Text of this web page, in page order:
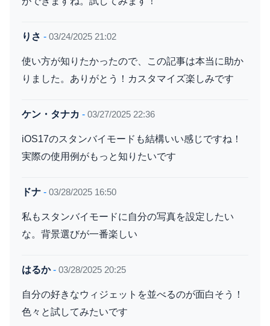
りさ - 03/24/2025 21:02
使い方が知りたかったので、この記事は本当に助か
りました。ありがとう！カスタマイズ楽しみです
ケン・タナカ - 03/27/2025 22:36
iOS17のスタンバイモードも結構いい感じですね！
実際の使用例がもっと知りたいです
ドナ - 03/28/2025 16:50
私もスタンバイモードに自分の写真を設定したい
な。背景選びが一番楽しい
はるか- 03/28/2025 20:25
自分の好きなウィジェットを並べるのが面白そう！
色々と試してみたいです